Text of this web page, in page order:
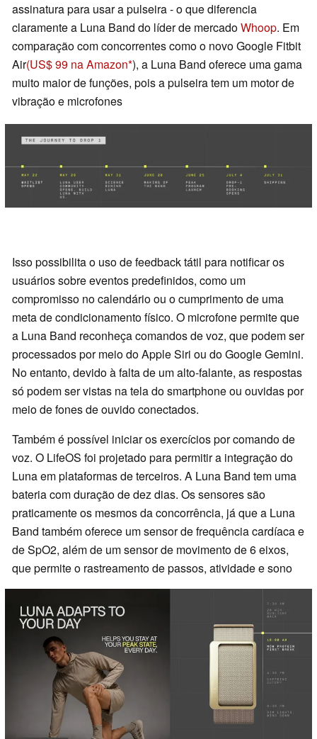
assinatura para usar a pulseira - o que diferencia
claramente a Luna Band do líder de mercadoWhoop. Em
comparação com concorrentes como o novo Google Fitbit
Air(US$ 99 na Amazon ), a Luna Band oferece uma gama
muito maior de funções, pois a pulseira tem um motor de
vibração e microfones
Isso possibilita o uso de feedback tátil para notificar os
usuários sobre eventos predefinidos, como um
compromisso no calendário ou o cumprimento de uma
meta de condicionamento físico. O microfone permite que
a Luna Band reconheça comandos de voz, que podem ser
processados por meio do Apple Siri ou do Google Gemini.
No entanto, devido à falta de um alto-falante, as respostas
só podem ser vistas na tela do smartphone ou ouvidas por
meio de fones de ouvido conectados.
Também é possível iniciar os exercícios por comando de
voz. O LifeOS foi projetado para permitir a integração do
Luna em plataformas de terceiros. A Luna Band tem uma
bateria com duração de dez dias. Os sensores são
praticamente os mesmos da concorrência, já que a Luna
Band também oferece um sensor de frequência cardíaca e
de SpO2, além de um sensor de movimento de 6 eixos,
que permite o rastreamento de passos, atividade e sono